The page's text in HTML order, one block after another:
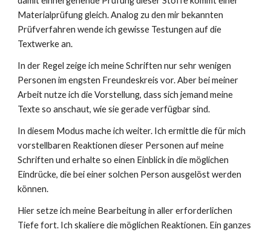
Materialprüfung gleich. Analog zu den mir bekannten
Prüfverfahren wende ich gewisse Testungen auf die
Textwerke an.
In der Regel zeige ich meine Schriften nur sehr wenigen
Personen im engsten Freundeskreis vor. Aber bei meiner
Arbeit nutze ich die Vorstellung, dass sich jemand meine
Texte so anschaut, wie sie gerade verfügbar sind.
In diesem Modus mache ich weiter. Ich ermittle die für mich
vorstellbaren Reaktionen dieser Personen auf meine
Schriften und erhalte so einen Einblick in die möglichen
Eindrücke, die bei einer solchen Person ausgelöst werden
können.
Hier setze ich meine Bearbeitung in aller erforderlichen
Tiefe fort. Ich skaliere die möglichen Reaktionen. Ein ganzes